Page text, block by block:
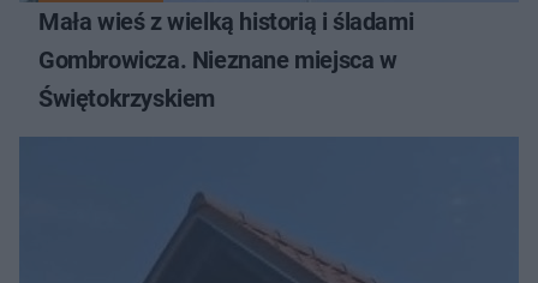
Mała wieś z wielką historią i śladami
Gombrowicza. Nieznane miejsca w
Świętokrzyskiem